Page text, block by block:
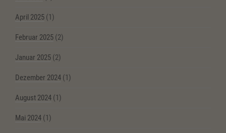
April 2025 (1)
Februar 2025 (2)
Januar 2025 (2)
Dezember 2024 (1)
August 2024 (1)
Mai 2024 (1)